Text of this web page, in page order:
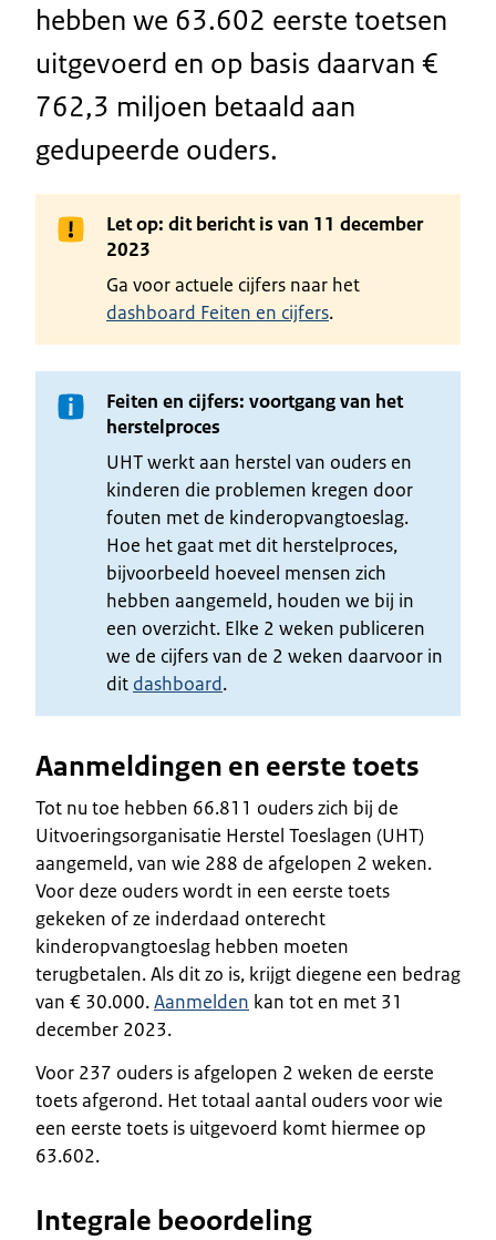
hebben we 63.602 eerste toetsen
uitgevoerd en op basis daarvan €
762,3 miljoen betaald aan
gedupeerde ouders.
Let op: dit bericht is van 11 december
2023
Ga voor actuele cijfers naar het
dashboard Feiten en cijfers.
Feiten en cijfers: voortgang van het
herstelproces
UHT werkt aan herstel van ouders en
kinderen die problemen kregen door
fouten met de kinderopvangtoeslag.
Hoe het gaat met dit herstelproces,
bijvoorbeeld hoeveel mensen zich
hebben aangemeld, houden we bij in
een overzicht. Elke 2 weken publiceren
we de cijfers van de 2 weken daarvoor in
dit dashboard.
Aanmeldingen en eerste toets
Tot nu toe hebben 66.811 ouders zich bij de
Uitvoeringsorganisatie Herstel Toeslagen (UHT)
aangemeld, van wie 288 de afgelopen 2 weken.
Voor deze ouders wordt in een eerste toets
gekeken of ze inderdaad onterecht
kinderopvangtoeslag hebben moeten
terugbetalen. Als dit zo is, krijgt diegene een bedrag
van € 30.000.Aanmelden kan tot en met 31
december 2023.
Voor 237 ouders is afgelopen 2 weken de eerste
toets afgerond. Het totaal aantal ouders voor wie
een eerste toets is uitgevoerd komt hiermee op
63.602.
Integrale beoordeling